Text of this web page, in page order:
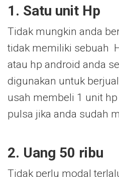
1. Satu unit Hp
Tidak mungkin anda
tidak memiliki sebuah
atau hp android anda
digunakan untuk
usah membeli 1 unit
pulsa jika anda sudah
2. Uang 50 ribu
Tidak perlu modal